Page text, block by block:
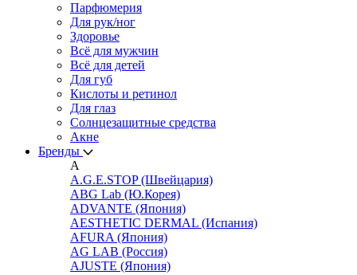
Парфюмерия
Для рук/ног
Здоровье
Всё для мужчин
Всё для детей
Для губ
Кислоты и ретинол
Для глаз
Cолнцезащитные средства
Акне
Бренды
A
A.G.E.STOP (Швейцария)
ABG Lab (Ю.Корея)
ADVANTE (Япония)
AESTHETIC DERMAL (Испания)
AFURA (Япония)
AG LAB (Россия)
AJUSTE (Япония)